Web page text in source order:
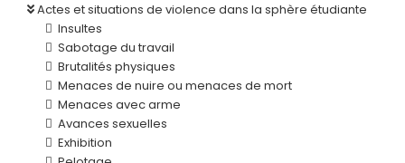
Actes et situations de violence dans la sphère étudiante
Insultes
Sabotage du travail
Brutalités physiques
Menaces de nuire ou menaces de mort
Menaces avec arme
Avances sexuelles
Exhibition